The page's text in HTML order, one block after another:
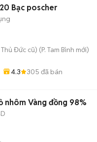
Bạc poscher
Đức cũ) (P. Tam Bình mới)
4.3 305 đã bán
nhôm Vàng đồng 98%